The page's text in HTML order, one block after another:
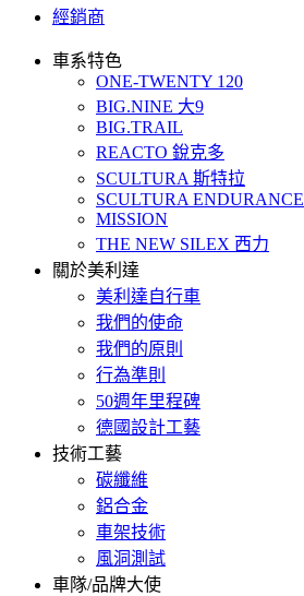
經銷商
車系特色
ONE-TWENTY 120
BIG.NINE 大9
BIG.TRAIL
REACTO 銳克多
SCULTURA 斯特拉
SCULTURA ENDURANCE
MISSION
THE NEW SILEX 西力
關於美利達
美利達自行車
我們的使命
我們的原則
行為準則
50週年里程碑
德國設計工藝
技術工藝
碳纖維
鋁合金
車架技術
風洞測試
車隊/品牌大使